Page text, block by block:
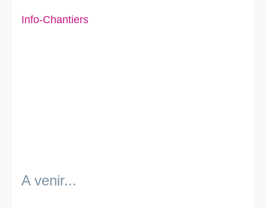
Info-Chantiers
A venir...